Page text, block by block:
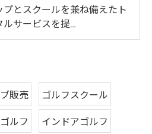
プとスクールを兼ね備えたト
ルサービスを提…
販売
ゴルフスクール
ゴルフ
インドアゴルフ